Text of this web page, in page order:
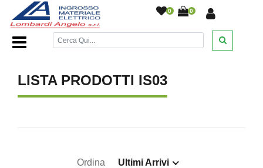
0 0
Home Page/
LISTA PRODOTTI IS03
Ordina Ultimi Arrivi